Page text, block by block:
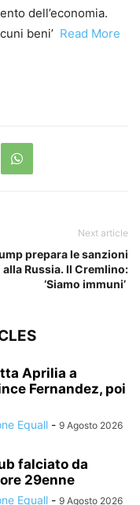
dell’economia.
beni’
Read More
Next article
prepara le sanzioni
alla Russia. Il Cremlino:
‘Siamo immuni’
Aprilia a
Fernandez, poi
Equall - 9 Agosto 2026
falciato da
29enne
Equall - 9 Agosto 2026